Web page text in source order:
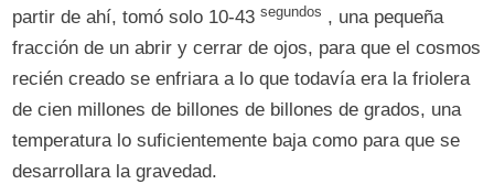
partir de ahí, tomó solo 10-43segundos , una pequeña
fracción de un abrir y cerrar de ojos, para que el cosmos
recién creado se enfriara a lo que todavía era la friolera
de cien millones de billones de billones de grados, una
temperatura lo suficientemente baja como para que se
desarrollara la gravedad.